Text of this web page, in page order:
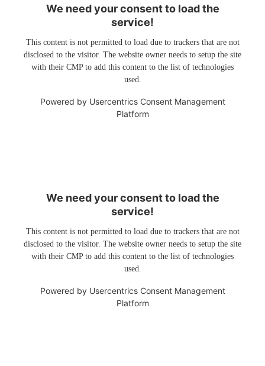
We need your consent to load the
service!
This content is not permitted to load due to trackers that are not
disclosed to the visitor. The website owner needs to setup the site
with their CMP to add this content to the list of technologies
used.
Powered by Usercentrics Consent Management
Platform
We need your consent to load the
service!
This content is not permitted to load due to trackers that are not
disclosed to the visitor. The website owner needs to setup the site
with their CMP to add this content to the list of technologies
used.
Powered by Usercentrics Consent Management
Platform